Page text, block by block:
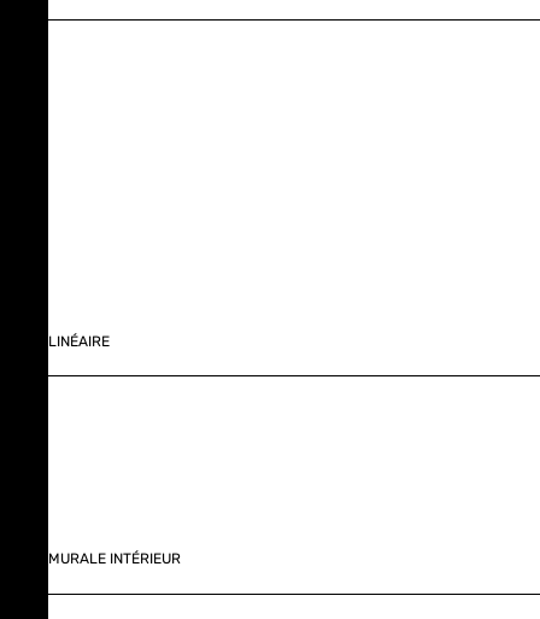
LINÉAIRE
MURALE INTÉRIEUR